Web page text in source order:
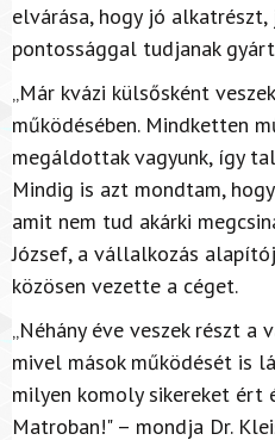
elvárása, hogy jó
pontossággal tudjanak
„Már kvázi külsősként
működésében. Mindketten
megáldottak vagyunk, így
Mindig is azt mondtam,
amit nem tud akárki
József, a vállalkozás
közösen vezette a céget.
„Néhány éve veszek részt a
mivel mások működését is
milyen komoly sikereket ért
Matroban!" – mondja Dr.